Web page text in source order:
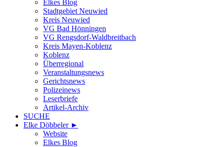
Elkes Blog
Stadtgebiet Neuwied
Kreis Neuwied
VG Bad Hönningen
VG Rengsdorf-Waldbreitbach
Kreis Mayen-Koblenz
Koblenz
Überregional
Veranstaltungsnews
Gerichtsnews
Polizeinews
Leserbriefe
Artikel-Archiv
SUCHE
Elke Döbbeler ►
Website
Elkes Blog